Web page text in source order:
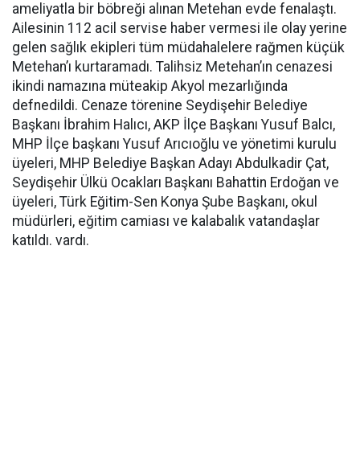
ameliyatla bir böbreği alınan Metehan evde fenalaştı.
Ailesinin 112 acil servise haber vermesi ile olay yerine
gelen sağlık ekipleri tüm müdahalelere rağmen küçük
Metehan’ı kurtaramadı. Talihsiz Metehan’ın cenazesi
ikindi namazına müteakip Akyol mezarlığında
defnedildi. Cenaze törenine Seydişehir Belediye
Başkanı İbrahim Halıcı, AKP İlçe Başkanı Yusuf Balcı,
MHP İlçe başkanı Yusuf Arıcıoğlu ve yönetimi kurulu
üyeleri, MHP Belediye Başkan Adayı Abdulkadir Çat,
Seydişehir Ülkü Ocakları Başkanı Bahattin Erdoğan ve
üyeleri, Türk Eğitim-Sen Konya Şube Başkanı, okul
müdürleri, eğitim camiası ve kalabalık vatandaşlar
katıldı. vardı.